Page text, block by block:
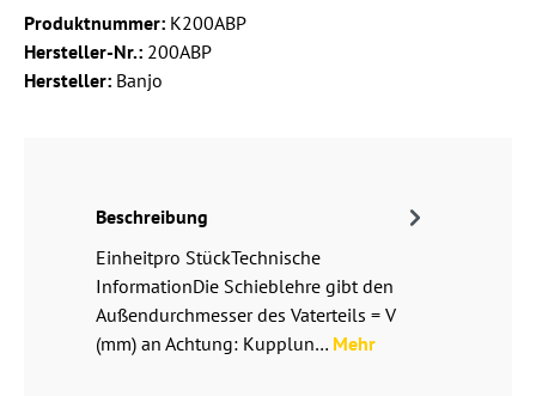
Produktnummer: K200ABP
Hersteller-Nr.: 200ABP
Hersteller: Banjo
Beschreibung
Einheitpro StückTechnische
InformationDie Schieblehre gibt den
Außendurchmesser des Vaterteils = V
(mm) an Achtung: Kupplun… Mehr